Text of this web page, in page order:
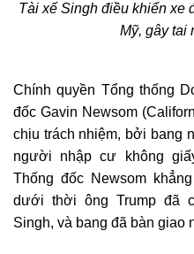
Tài xế Singh điều khiển xe
Mỹ, gây tai
Chính quyền Tổng thống
đốc Gavin Newsom
chịu trách nhiệm, bởi bang
người nhập cư không
Thống đốc Newsom
dưới thời ông Trump đã
Singh, và bang đã bàn giao